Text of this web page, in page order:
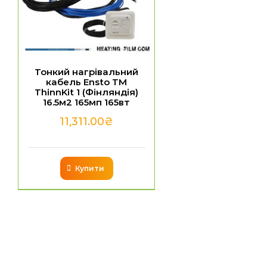
Тонкий нагрівальний
кабель Ensto TM
ThinnKit 1 (Фінляндія)
16.5м2 165мп 165вт
11,311.00₴
Купити